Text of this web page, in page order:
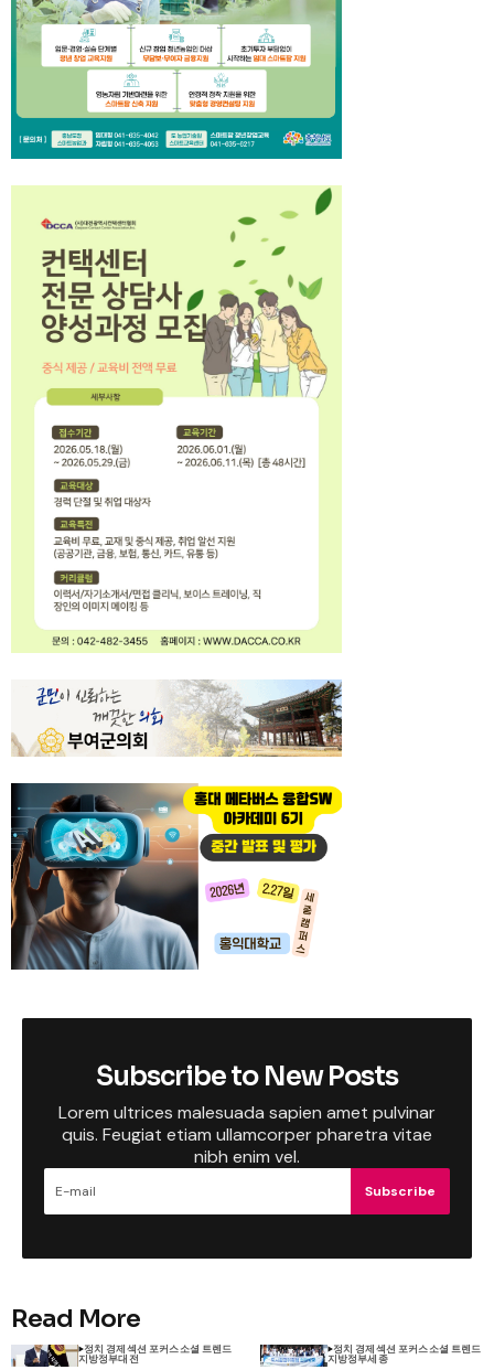
Subscribe to New Posts
Lorem ultrices malesuada sapien amet pulvinar
quis. Feugiat etiam ullamcorper pharetra vitae
nibh enim vel.
Subscribe
Read More
정치 경제 섹션 포커스소셜 트렌드
지방정부대전
정치 경제 섹션 포커스소셜 트렌드
지방정부세종